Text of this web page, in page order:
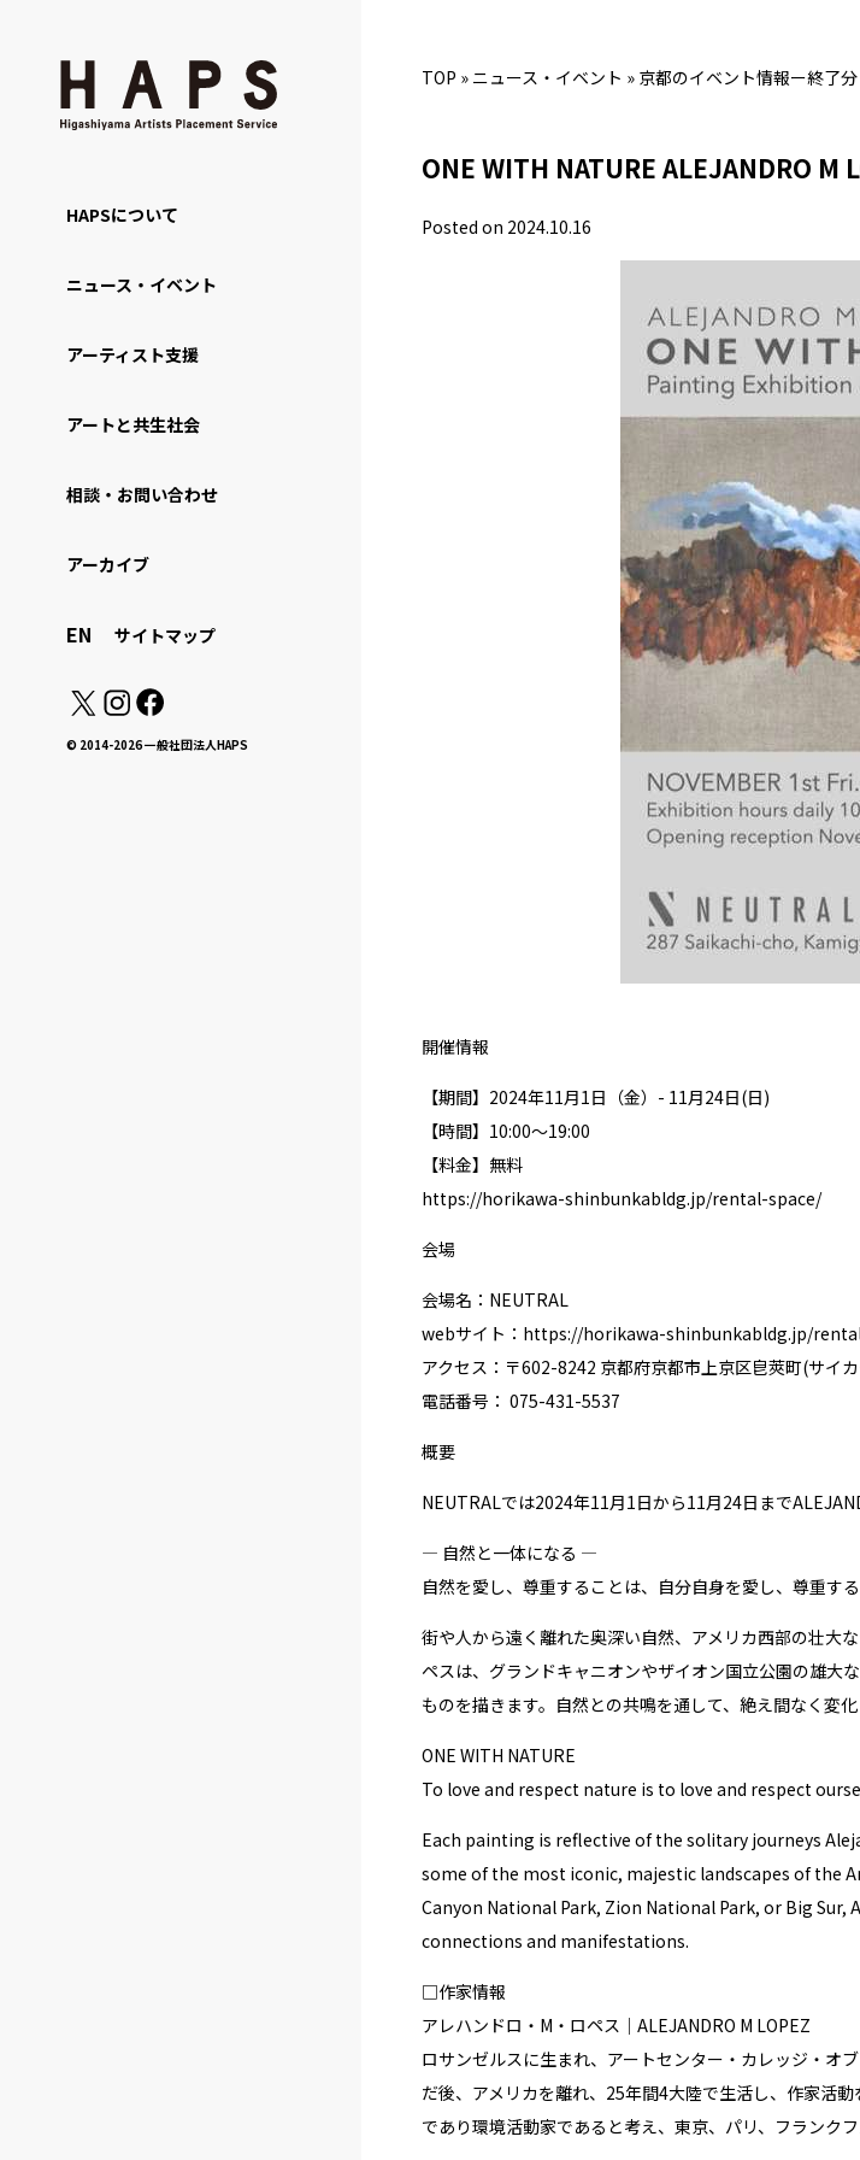
HAPSについて
ニュース・イベント
アーティスト支援
アートと共生社会
相談・お問い合わせ
アーカイブ
EN サイトマップ
© 2014-2026 一般社団法人HAPS
TOP » ニュース・イベント » 京都のイベント情報ー終了分
ONE WITH NATURE ALEJANDRO M
Posted on 2024.10.16
開催情報
【期間】2024年11月1日（金）- 11月24日(日)
【時間】10:00〜19:00
【料金】無料
https://horikawa-shinbunkabldg.jp/rental-space/
会場
会場名：NEUTRAL
webサイト： https://horikawa-shinbunkabldg.jp/
アクセス：〒602-8242 京都府京都市上京区皀莢町(サイ
電話番号： 075-431-5537
概要
NEUTRALでは2024年11月1日から11月24日まで
— 自然と一体になる —
自然を愛し、尊重することは、自分自身を愛し、尊重す
街や人から遠く離れた奥深い自然、アメリカ西部の壮大
ペスは、グランドキャニオンやザイオン国立公園の雄大
ものを描きます。自然との共鳴を通して、絶え間なく変
ONE WITH NATURE
To love and respect nature is to love and respect
Each painting is reflective of the solitary journeys
some of the most iconic, majestic landscapes of the
Canyon National Park, Zion National Park, or Big
connections and manifestations.
□作家情報
アレハンドロ・M・ロペス│ALEJANDRO M LOPEZ
ロサンゼルスに生まれ、アートセンター・カレッジ・オ
だ後、アメリカを離れ、25年間4大陸で生活し、作家活
であり環境活動家であると考え、東京、パリ、フランク